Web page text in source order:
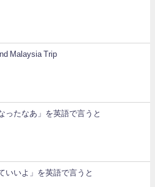
Malaysia Trip
ったなあ」を英語で言うと
いいよ」を英語で言うと